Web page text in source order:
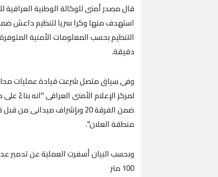
قال مصدر أمنى للوكالة الوطنية العراقية
استهدف منها وكرا سريا لتنظيم داعش
التنظيم بحسب المعلومات الأمنية
دقيقة.
وفى سياق متصل شرعت قيادة عمليات
ضمن الفرقة 20 وبإشراف
منطقة العلان".
100 متر